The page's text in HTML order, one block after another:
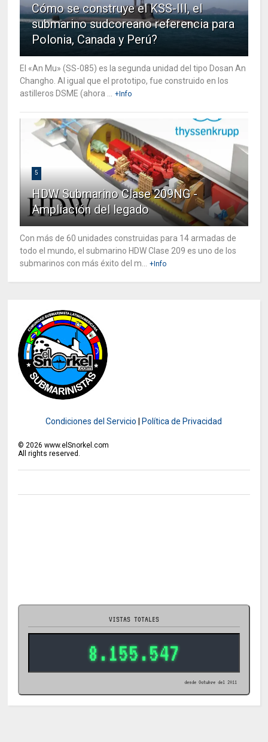
Cómo se construye el KSS-III, el
submarino sudcoreano referencia para
Polonia, Canada y Perú?
El «An Mu» (SS-085) es la segunda unidad del tipo Dosan An
Changho. Al igual que el prototipo, fue construido en los
astilleros DSME (ahora ...
+Info
5
HDW Submarino Clase 209NG -
Ampliación del legado
Con más de 60 unidades construidas para 14 armadas de
todo el mundo, el submarino HDW Clase 209 es uno de los
submarinos con más éxito del m...
+Info
Condiciones del Servicio Política de Privacidad
© 2026 www.elSnorkel.com
All rights reserved.
VISTAS TOTALES
8.155.547
desde Octubre del 2011